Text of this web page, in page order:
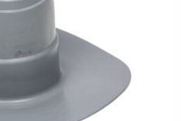
СВЯЖИТЕСЬ С НАМИ